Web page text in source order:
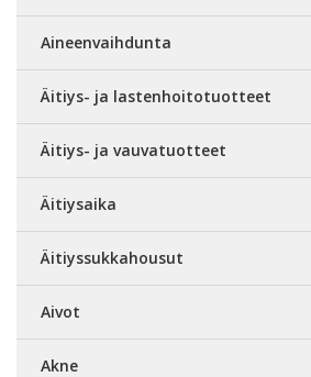
Aineenvaihdunta
Äitiys- ja lastenhoitotuotteet
Äitiys- ja vauvatuotteet
Äitiysaika
Äitiyssukkahousut
Aivot
Akne